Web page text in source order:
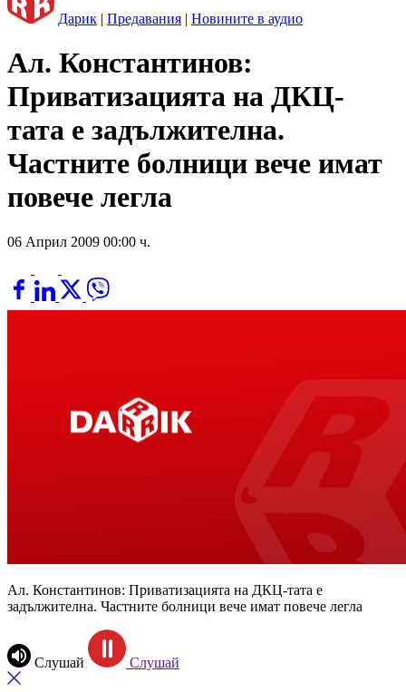
Дарик | Предавания | Новините в аудио
Ал. Константинов:
Приватизацията на ДКЦ-
тата е задължителна.
Частните болници вече имат
повече легла
06 Април 2009 00:00 ч.
Ал. Константинов: Приватизацията на ДКЦ-тата е
задължителна. Частните болници вече имат повече легла
Слушай Слушай